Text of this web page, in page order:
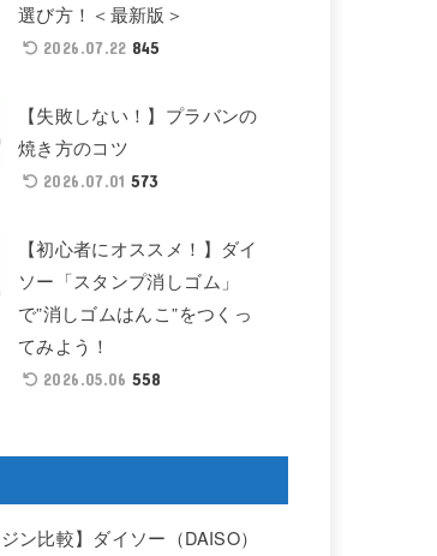
選び方！＜最新版＞
2026.07.22 845
【失敗しない！】プラバンの
焼き方のコツ
2026.07.01 573
【初心者にオススメ！】ダイ
ソー「スタンプ消しゴム」
で”消しゴムはんこ”をつくっ
てみよう！
2026.05.06 558
ン比較】ダイソー（DAISO）